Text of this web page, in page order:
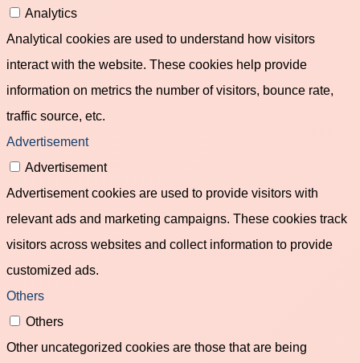
Analytics
Analytical cookies are used to understand how visitors
interact with the website. These cookies help provide
information on metrics the number of visitors, bounce rate,
traffic source, etc.
Advertisement
Advertisement
Advertisement cookies are used to provide visitors with
relevant ads and marketing campaigns. These cookies track
visitors across websites and collect information to provide
customized ads.
Others
Others
Other uncategorized cookies are those that are being